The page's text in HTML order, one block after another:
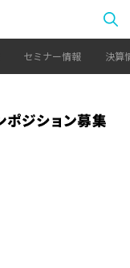
セミナー情報 決算